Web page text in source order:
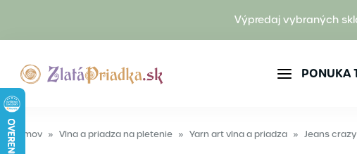
Výpredaj vybraných
PONUKA
Domov » Vlna a priadza na pletenie » Yarn art vlna a priadza » Jeans